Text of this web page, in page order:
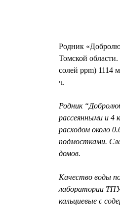
Родник
Томской
солей ppm) 1114
ч.
Родник
рассеянными и 4
расходом около
подмостками.
домов.
Качество воды
лаборатории
кальциевые с